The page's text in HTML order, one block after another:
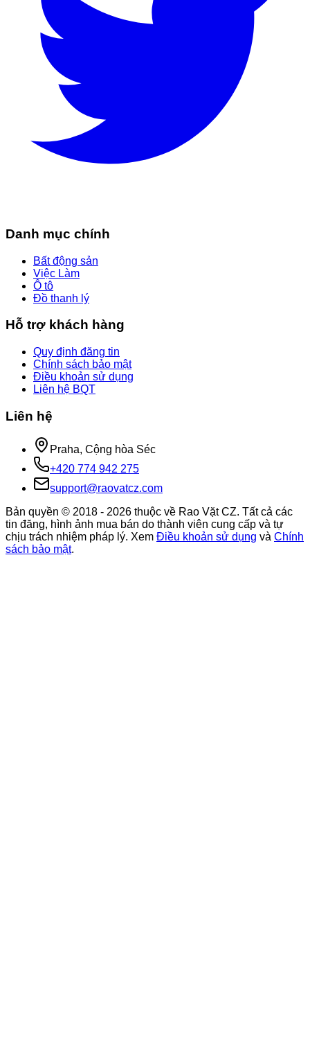
Danh mục chính
Bất động sản
Việc Làm
Ô tô
Đồ thanh lý
Hỗ trợ khách hàng
Quy định đăng tin
Chính sách bảo mật
Điều khoản sử dụng
Liên hệ BQT
Liên hệ
Praha, Cộng hòa Séc
+420 774 942 275
support@raovatcz.com
Bản quyền © 2018 - 2026 thuộc về Rao Vặt CZ. Tất cả các
tin đăng, hình ảnh mua bán do thành viên cung cấp và tự
chịu trách nhiệm pháp lý. Xem Điều khoản sử dụng và Chính
sách bảo mật.